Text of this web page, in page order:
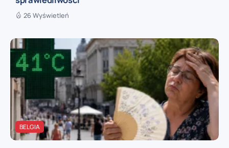
26 Wyświetleń
BELGIA